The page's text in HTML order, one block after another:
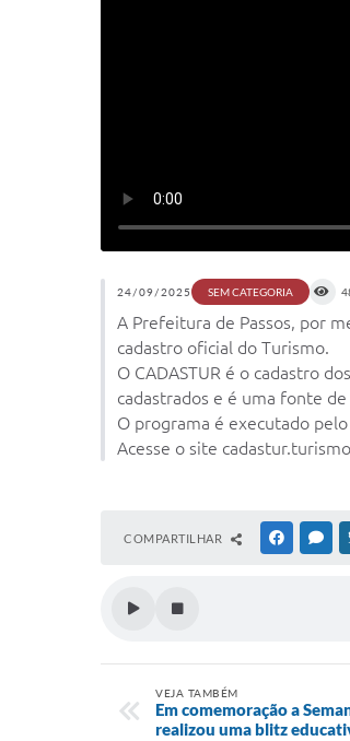
24/09/2025 SEM CATEGORIA
A Prefeitura de Passos, por
cadastro oficial do Turismo.
O CADASTUR é o cadastro
cadastrados e é uma fonte
O programa é executado
Acesse o site
COMPARTILHAR FACEBOOK
VEJA TAMBÉM
Em comemoração a
realizou uma blitz